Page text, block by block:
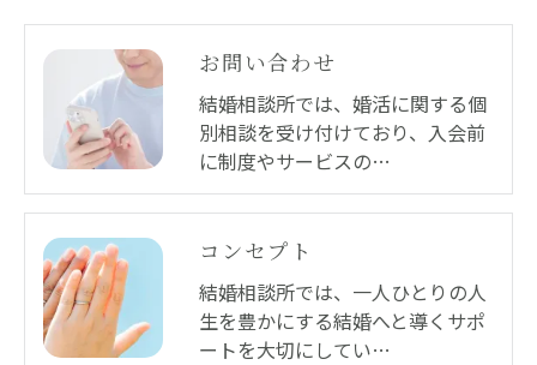
お問い合わせ
結婚相談所では、婚活に関する個
別相談を受け付けており、入会前
に制度やサービスの…
コンセプト
結婚相談所では、一人ひとりの人
生を豊かにする結婚へと導くサポ
ートを大切にしてい…